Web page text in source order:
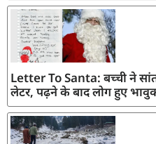
Letter To Santa: बच्ची ने
लेटर, पढ़ने के बाद लोग हुए